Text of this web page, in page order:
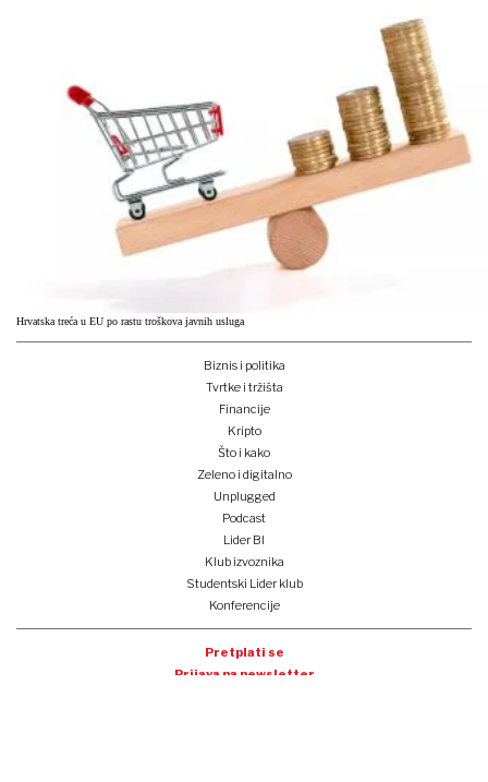
Hrvatska treća u EU po rastu troškova javnih usluga
Biznis i politika
Tvrtke i tržišta
Financije
Kripto
Što i kako
Zeleno i digitalno
Unplugged
Podcast
Lider BI
Klub izvoznika
Studentski Lider klub
Konferencije
Pretplati se
Prijava na newsletter